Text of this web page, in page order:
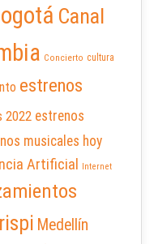
Canal
Concierto cultura
estrenos
2022 estrenos
musicales hoy
Artificial Internet
Medellín